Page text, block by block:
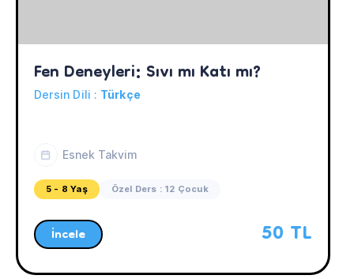
Fen Deneyleri: Sıvı mı Katı mı?
Dersin Dili : Türkçe
Esnek Takvim
5 - 8 Yaş Özel Ders : 12 Çocuk
İncele 50 TL